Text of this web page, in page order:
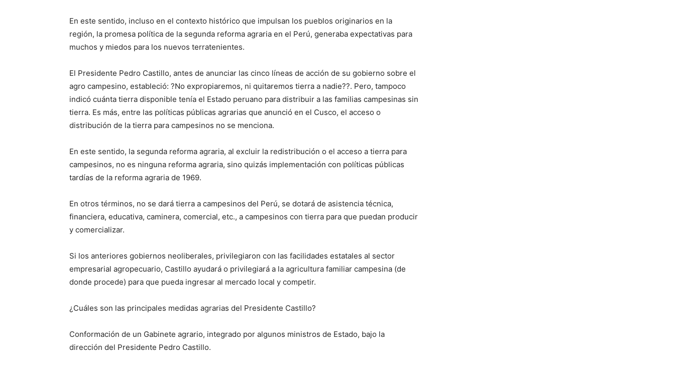
En este sentido, incluso en el contexto histórico que impulsan los pueblos originarios en la
región, la promesa política de la segunda reforma agraria en el Perú, generaba expectativas para
muchos y miedos para los nuevos terratenientes.
El Presidente Pedro Castillo, antes de anunciar las cinco líneas de acción de su gobierno sobre el
agro campesino, estableció: ?No expropiaremos, ni quitaremos tierra a nadie??. Pero, tampoco
indicó cuánta tierra disponible tenía el Estado peruano para distribuir a las familias campesinas sin
tierra. Es más, entre las políticas públicas agrarias que anunció en el Cusco, el acceso o
distribución de la tierra para campesinos no se menciona.
En este sentido, la segunda reforma agraria, al excluir la redistribución o el acceso a tierra para
campesinos, no es ninguna reforma agraria, sino quizás implementación con políticas públicas
tardías de la reforma agraria de 1969.
En otros términos, no se dará tierra a campesinos del Perú, se dotará de asistencia técnica,
financiera, educativa, caminera, comercial, etc., a campesinos con tierra para que puedan producir
y comercializar.
Si los anteriores gobiernos neoliberales, privilegiaron con las facilidades estatales al sector
empresarial agropecuario, Castillo ayudará o privilegiará a la agricultura familiar campesina (de
donde procede) para que pueda ingresar al mercado local y competir.
¿Cuáles son las principales medidas agrarias del Presidente Castillo?
Conformación de un Gabinete agrario, integrado por algunos ministros de Estado, bajo la
dirección del Presidente Pedro Castillo.